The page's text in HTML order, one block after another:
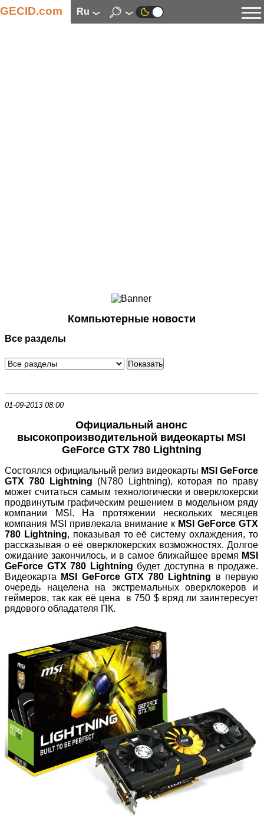
GECID.com ru
Смартфоны
Периферия
Программное обеспечение
Компьютерные новости
Все разделы
01-09-2013 08:00
Официальный анонс
высокопроизводительной видеокарты MSI
GeForce GTX 780 Lightning
Состоялся официальный релиз видеокарты MSIGeForce
GTX 780
Lightning (N780 Lightning), которая по праву
может считаться самым технологически и оверклокерски
продвинутым графическим решением в модельном ряду
компании MSI. На протяжении нескольких месяцев
компания MSI привлекала внимание к MSIGeForceGTX
780 Lightning, показывая то её систему охлаждения, то
рассказывая о её оверклокерских возможностях. Долгое
ожидание закончилось, и в самое ближайшее время MSI
GeForce GTX 780 Lightning будет доступна в продаже.
Видеокарта
MSI GeForce GTX 780 Lightning в первую
очередь нацелена на экстремальных оверклокеров и
геймеров, так как её цена в 750 $ вряд ли заинтересует
рядового обладателя ПК.